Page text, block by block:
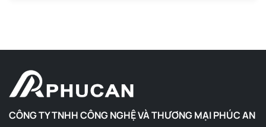
CÔNG TY TNHH CÔNG NGHỆ VÀ THƯƠNG MẠI PHÚC AN